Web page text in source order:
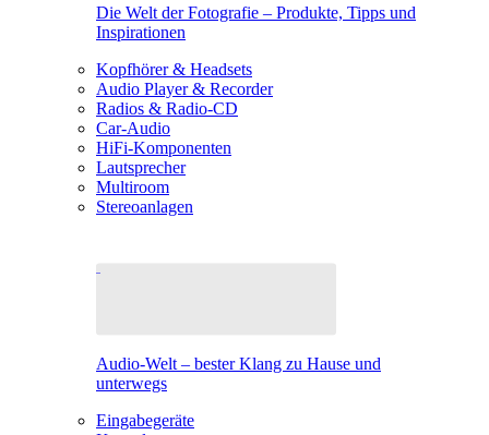
Die Welt der Fotografie – Produkte, Tipps und
Inspirationen
Kopfhörer & Headsets
Audio Player & Recorder
Radios & Radio-CD
Car-Audio
HiFi-Komponenten
Lautsprecher
Multiroom
Stereoanlagen
Audio-Welt – bester Klang zu Hause und
unterwegs
Eingabegeräte